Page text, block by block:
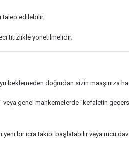
talep edilebilir.
titizlikle yönetilmelidir.
beklemeden doğrudan sizin maaşınıza
veya genel mahkemelerde "kefaletin
yeni bir icra takibi başlatabilir veya rücu